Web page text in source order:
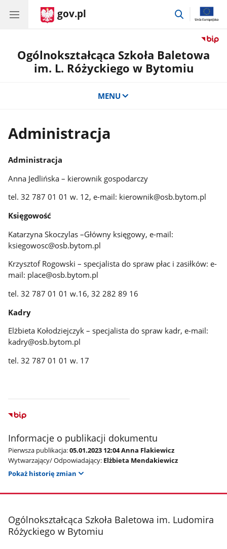
gov.pl
przejdź
Ogólnokształcąca Szkoła Baletowa
im. L. Różyckiego w Bytomiu
MENU
Administracja
Administracja
Anna Jedlińska – kierownik gospodarczy
tel. 32 787 01 01 w. 12, e-mail: kierownik@osb.bytom.pl
Księgowość
Katarzyna Skoczylas –Główny księgowy, e-mail:
ksiegowosc@osb.bytom.pl
Krzysztof Rogowski – specjalista do spraw płac i zasiłków: e-
mail: place@osb.bytom.pl
tel. 32 787 01 01 w.16, 32 282 89 16
Kadry
Elżbieta Kołodziejczyk – specjalista do spraw kadr, e-mail:
kadry@osb.bytom.pl
tel. 32 787 01 01 w. 17
Informacje o publikacji dokumentu
Pierwsza publikacja:05.01.2023 12:04 Anna Flakiewicz
Wytwarzający/ Odpowiadający: Elżbieta Mendakiewicz
Pokaż historię zmian
stopka
Ogólnokształcąca Szkoła Baletowa im. Ludomira
Różyckiego w Bytomiu